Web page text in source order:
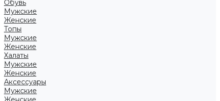
Обувь
Мужские
Женские
Топы
Мужские
Женские
Халаты
Мужские
Женские
Аксессуары
Мужские